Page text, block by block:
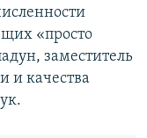
«просто
заместитель
и качества